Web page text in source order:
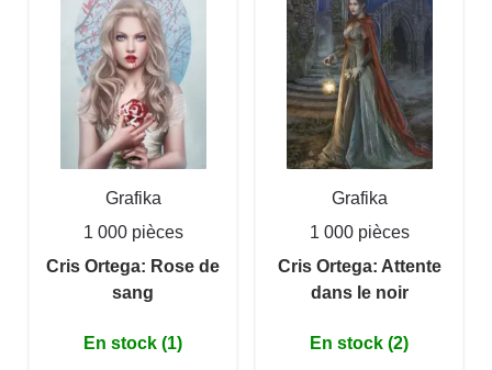
Grafika
1 000 pièces
Cris Ortega: Rose de
sang
En stock (1)
Grafika
1 000 pièces
Cris Ortega: Attente
dans le noir
En stock (2)